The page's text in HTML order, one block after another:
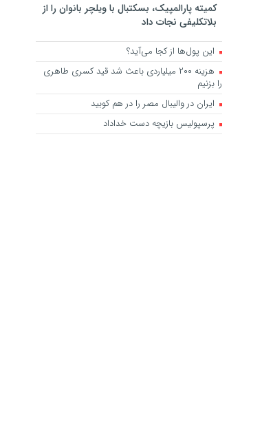
کمیته پارالمپیک، بسکتبال با ویلچر بانوان را از
بلاتکلیفی نجات داد
این پول‌ها از کجا می‌آید؟
هزینه ۲۰۰ میلیاردی باعث شد قید کسری طاهری
را بزنیم
ایران در والیبال مصر را در هم کوبید
پرسپولیس بازیچه دست خداداد